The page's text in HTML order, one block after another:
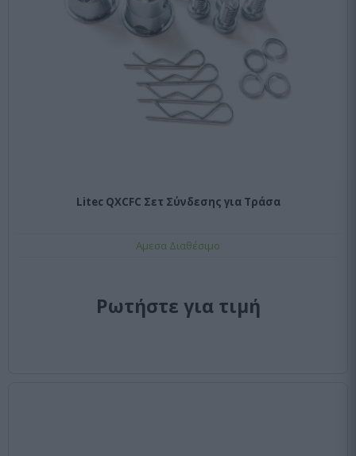
Litec QXCFC Σετ Σύνδεσης για Τράσα
Αμεσα Διαθέσιμο
Ρωτήστε για τιμή